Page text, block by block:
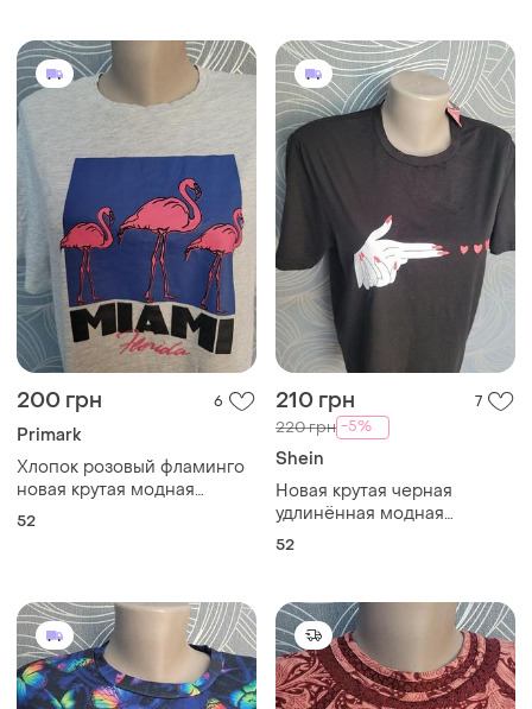
200 грн 6
Primark
Хлопок розовый фламинго
новая крутая модная
футболка
52
210 грн 7
220 грн -5%
Shein
Новая крутая черная
удлинённая модная
футболка
52